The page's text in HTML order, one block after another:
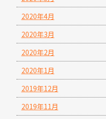
2020年4月
2020年3月
2020年2月
2020年1月
2019年12月
2019年11月